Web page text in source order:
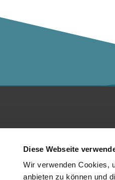
Diese Webseite
Wir verwenden Cookies,
anbieten zu können und